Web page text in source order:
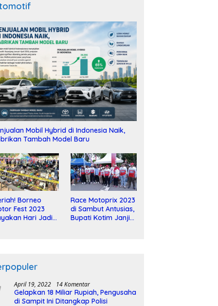
Mobil Hybrid di Indonesia Naik,
Tambah Model Baru
Borneo
Fest 2023
Hari Jadi
Race Motoprix 2023
di Sambut Antusias,
Bupati Kotim Janji
April 19, 2022 14 Komentar
Gelapkan 18 Miliar Rupiah, Pengusaha
di Sampit Ini Ditangkap Polisi